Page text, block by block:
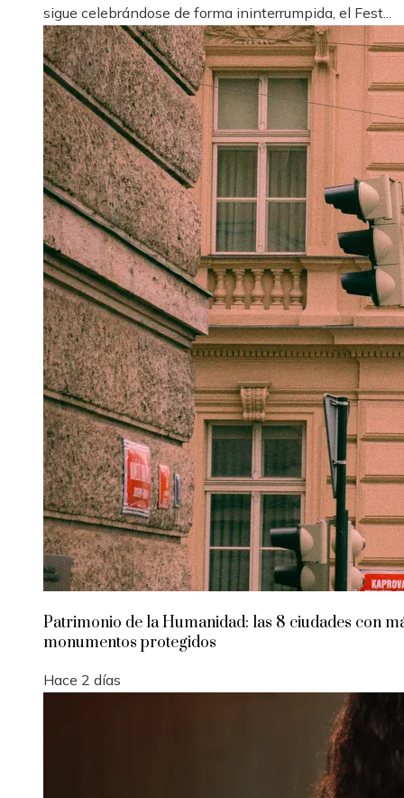
sigue celebrándose de forma ininterrumpida, el Fest...
Patrimonio de la Humanidad: las 8 ciudades con
monumentos protegidos
Hace 2 días